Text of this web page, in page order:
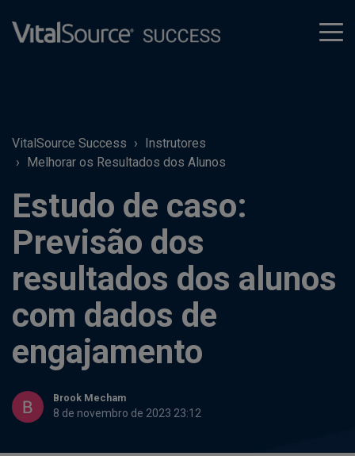
VitalSource Success
Instrutores
Melhorar os Resultados dos Alunos
Estudo de caso:
Previsão dos
resultados dos alunos
com dados de
engajamento
Brook Mecham
8 de novembro de 2023 23:12